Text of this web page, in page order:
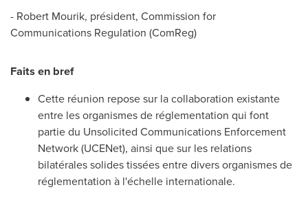
- Robert Mourik, président, Commission for
Communications Regulation (ComReg)
Faits en bref
Cette réunion repose sur la collaboration existante
entre les organismes de réglementation qui font
partie du Unsolicited Communications Enforcement
Network (UCENet), ainsi que sur les relations
bilatérales solides tissées entre divers organismes de
réglementation à l'échelle internationale.